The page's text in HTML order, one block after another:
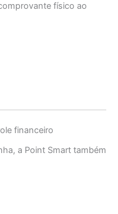
físico ao
financeiro
a Point Smart também